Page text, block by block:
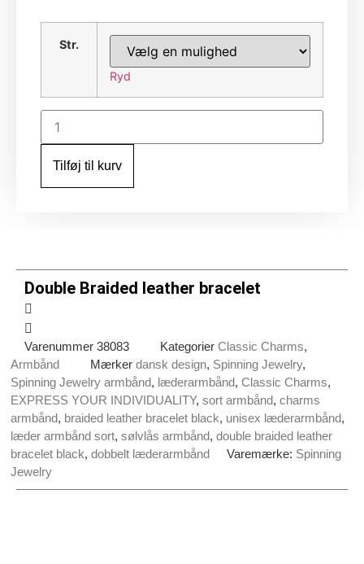
Str.
Ryd
Double
Braided
leather
antal
Tilføj til kurv
Double Braided leather bracelet
Varenummer 38083 Kategorier Classic Charms,
Armbånd
Mærker dansk design, Spinning Jewelry,
Spinning Jewelry armbånd, læderarmbånd, Classic Charms,
EXPRESS YOUR INDIVIDUALITY, sort armbånd, charms
armbånd, braided leather bracelet black, unisex læderarmbånd,
læder armbånd sort, sølvlås armbånd, double braided leather
bracelet black, dobbelt læderarmbånd Varemærke: Spinning
Jewelry